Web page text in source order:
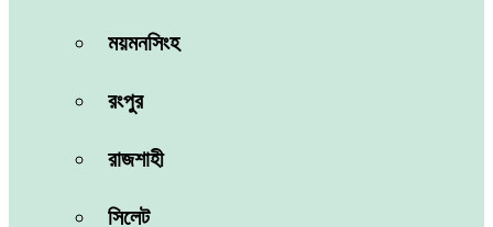
ময়মনসিংহ
রংপুর
রাজশাহী
সিলেট